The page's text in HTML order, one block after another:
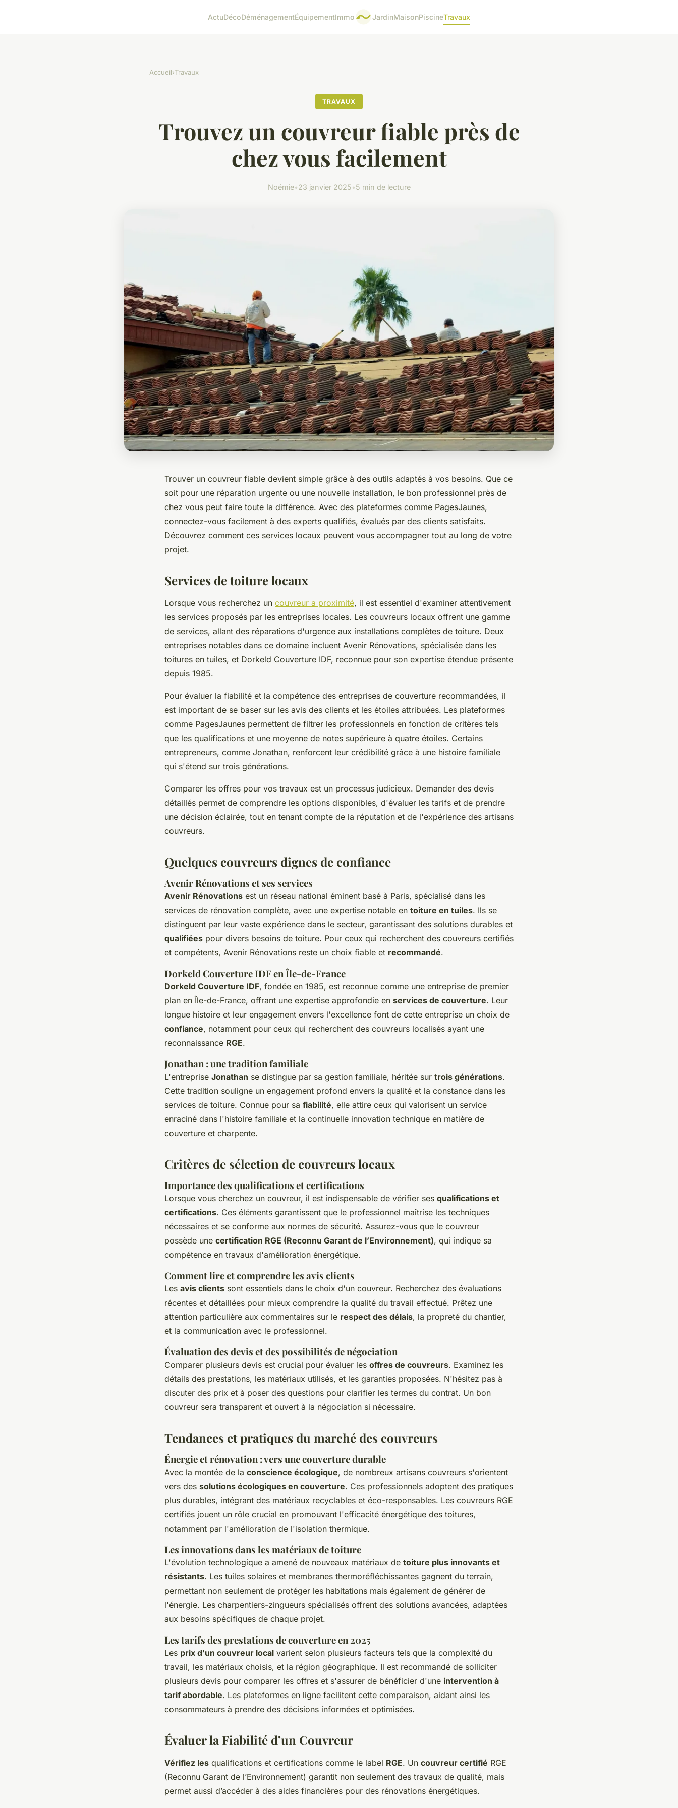
ActuDécoDéménagementÉquipementImmo JardinMaisonPiscineTravaux
Accueil›Travaux
TRAVAUX
Trouvez un couvreur fiable près de
chez vous facilement
Noémie•23 janvier 2025•5 min de lecture
Trouver un couvreur fiable devient simple grâce à des outils adaptés à vos besoins. Que ce
soit pour une réparation urgente ou une nouvelle installation, le bon professionnel près de
chez vous peut faire toute la différence. Avec des plateformes comme PagesJaunes,
connectez-vous facilement à des experts qualifiés, évalués par des clients satisfaits.
Découvrez comment ces services locaux peuvent vous accompagner tout au long de votre
projet.
Services de toiture locaux
Lorsque vous recherchez un couvreur a proximité, il est essentiel d'examiner attentivement
les services proposés par les entreprises locales. Les couvreurs locaux offrent une gamme
de services, allant des réparations d'urgence aux installations complètes de toiture. Deux
entreprises notables dans ce domaine incluent Avenir Rénovations, spécialisée dans les
toitures en tuiles, et Dorkeld Couverture IDF, reconnue pour son expertise étendue présente
depuis 1985.
Pour évaluer la fiabilité et la compétence des entreprises de couverture recommandées, il
est important de se baser sur les avis des clients et les étoiles attribuées. Les plateformes
comme PagesJaunes permettent de filtrer les professionnels en fonction de critères tels
que les qualifications et une moyenne de notes supérieure à quatre étoiles. Certains
entrepreneurs, comme Jonathan, renforcent leur crédibilité grâce à une histoire familiale
qui s'étend sur trois générations.
Comparer les offres pour vos travaux est un processus judicieux. Demander des devis
détaillés permet de comprendre les options disponibles, d'évaluer les tarifs et de prendre
une décision éclairée, tout en tenant compte de la réputation et de l'expérience des artisans
couvreurs.
Quelques couvreurs dignes de confiance
Avenir Rénovations et ses services
Avenir Rénovations est un réseau national éminent basé à Paris, spécialisé dans les
services de rénovation complète, avec une expertise notable en toiture en tuiles. Ils se
distinguent par leur vaste expérience dans le secteur, garantissant des solutions durables et
qualifiées pour divers besoins de toiture. Pour ceux qui recherchent des couvreurs certifiés
et compétents, Avenir Rénovations reste un choix fiable et recommandé.
Dorkeld Couverture IDF en Île-de-France
Dorkeld Couverture IDF, fondée en 1985, est reconnue comme une entreprise de premier
plan en Île-de-France, offrant une expertise approfondie en services de couverture. Leur
longue histoire et leur engagement envers l'excellence font de cette entreprise un choix de
confiance, notamment pour ceux qui recherchent des couvreurs localisés ayant une
reconnaissance RGE.
Jonathan : une tradition familiale
L'entreprise Jonathan se distingue par sa gestion familiale, héritée sur trois générations.
Cette tradition souligne un engagement profond envers la qualité et la constance dans les
services de toiture. Connue pour sa fiabilité, elle attire ceux qui valorisent un service
enraciné dans l'histoire familiale et la continuelle innovation technique en matière de
couverture et charpente.
Critères de sélection de couvreurs locaux
Importance des qualifications et certifications
Lorsque vous cherchez un couvreur, il est indispensable de vérifier ses qualifications et
certifications. Ces éléments garantissent que le professionnel maîtrise les techniques
nécessaires et se conforme aux normes de sécurité. Assurez-vous que le couvreur
possède une certification RGE (Reconnu Garant de l’Environnement), qui indique sa
compétence en travaux d'amélioration énergétique.
Comment lire et comprendre les avis clients
Les avis clients sont essentiels dans le choix d'un couvreur. Recherchez des évaluations
récentes et détaillées pour mieux comprendre la qualité du travail effectué. Prêtez une
attention particulière aux commentaires sur le respect des délais, la propreté du chantier,
et la communication avec le professionnel.
Évaluation des devis et des possibilités de négociation
Comparer plusieurs devis est crucial pour évaluer les offres de couvreurs. Examinez les
détails des prestations, les matériaux utilisés, et les garanties proposées. N'hésitez pas à
discuter des prix et à poser des questions pour clarifier les termes du contrat. Un bon
couvreur sera transparent et ouvert à la négociation si nécessaire.
Tendances et pratiques du marché des couvreurs
Énergie et rénovation : vers une couverture durable
Avec la montée de la conscience écologique, de nombreux artisans couvreurs s'orientent
vers des solutions écologiques en couverture. Ces professionnels adoptent des pratiques
plus durables, intégrant des matériaux recyclables et éco-responsables. Les couvreurs RGE
certifiés jouent un rôle crucial en promouvant l'efficacité énergétique des toitures,
notamment par l'amélioration de l'isolation thermique.
Les innovations dans les matériaux de toiture
L'évolution technologique a amené de nouveaux matériaux de toiture plus innovants et
résistants. Les tuiles solaires et membranes thermoréfléchissantes gagnent du terrain,
permettant non seulement de protéger les habitations mais également de générer de
l'énergie. Les charpentiers-zingueurs spécialisés offrent des solutions avancées, adaptées
aux besoins spécifiques de chaque projet.
Les tarifs des prestations de couverture en 2025
Les prix d'un couvreur local varient selon plusieurs facteurs tels que la complexité du
travail, les matériaux choisis, et la région géographique. Il est recommandé de solliciter
plusieurs devis pour comparer les offres et s'assurer de bénéficier d'une intervention à
tarif abordable. Les plateformes en ligne facilitent cette comparaison, aidant ainsi les
consommateurs à prendre des décisions informées et optimisées.
Évaluer la Fiabilité d’un Couvreur
Vérifiez les qualifications et certifications comme le label RGE. Un couvreur certifié RGE
(Reconnu Garant de l’Environnement) garantit non seulement des travaux de qualité, mais
permet aussi d’accéder à des aides financières pour des rénovations énergétiques.